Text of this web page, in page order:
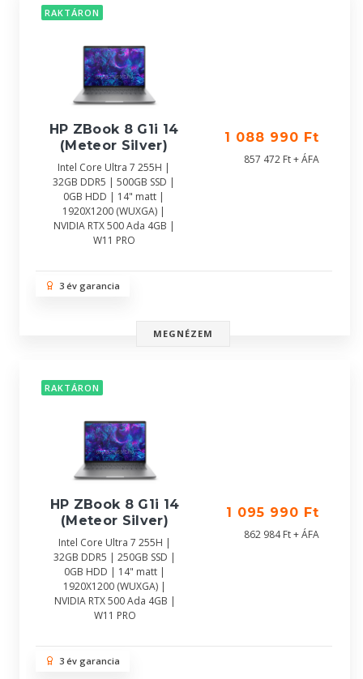
RAKTÁRON
HP ZBook 8 G1i 14
(Meteor Silver)
Intel Core Ultra 7 255H |
32GB DDR5 | 500GB SSD |
0GB HDD | 14" matt |
1920X1200 (WUXGA) |
NVIDIA RTX 500 Ada 4GB |
W11 PRO
1 088 990 Ft
857 472 Ft + ÁFA
3 év garancia
MEGNÉZEM
RAKTÁRON
HP ZBook 8 G1i 14
(Meteor Silver)
Intel Core Ultra 7 255H |
32GB DDR5 | 250GB SSD |
0GB HDD | 14" matt |
1920X1200 (WUXGA) |
NVIDIA RTX 500 Ada 4GB |
W11 PRO
1 095 990 Ft
862 984 Ft + ÁFA
3 év garancia